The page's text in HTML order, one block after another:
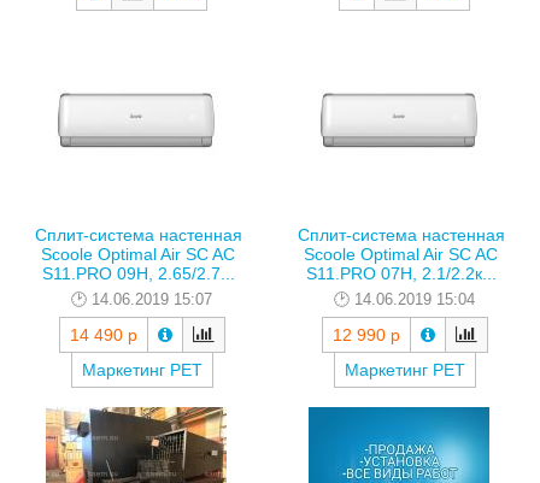
Сплит-система настенная
Scoole Optimal Air SC AC
S11.PRO 09H, 2.65/2.7...
14.06.2019 15:07
14 490 р
Маркетинг РЕТ
Сплит-система настенная
Scoole Optimal Air SC AC
S11.PRO 07H, 2.1/2.2к...
14.06.2019 15:04
12 990 р
Маркетинг РЕТ